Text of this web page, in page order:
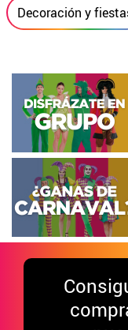
Decoración y